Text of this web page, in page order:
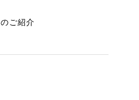
ご紹介